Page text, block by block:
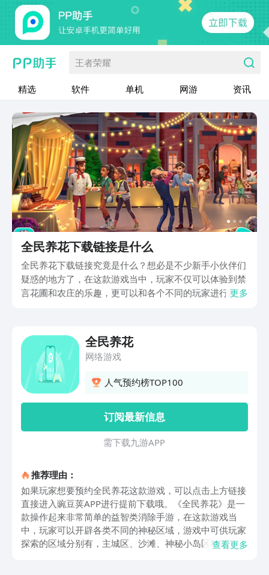
王者荣耀
精选 软件 单机 网游 资讯
全民养花下载链接是什么
全民养花下载链接究竟是什么？想必是不少新手小伙伴们
疑惑的地方了，在这款游戏当中，玩家不仅可以体验到禁
言花圃和农庄的乐趣，更可以和各个不同的玩家进行社
各位对此感兴趣的小伙伴们。
更多
全民养花
网络游戏
人气预约榜TOP100
订阅最新信息
需 下 载 九 游 A P P
推荐理由：
如果玩家想要预约全民养花这款游戏，可以点击上方链接
直接进入豌豆荚APP进行提前下载哦。《全民养花》是一
款操作起来非常简单的益智类消除手游，在这款游戏当
中，玩家可以开辟各类不同的神秘区域，游戏中可供玩家
探索的区域分别有，主城区、沙滩、神秘小岛区域等等，
查看更多